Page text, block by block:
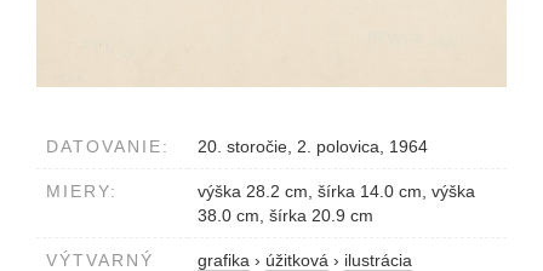
DATOVANIE: 20. storočie, 2. polovica, 1964
MIERY:
výška 28.2 cm, šírka 14.0 cm, výška
38.0 cm, šírka 20.9 cm
VÝTVARNÝ
grafika › úžitková › ilustrácia